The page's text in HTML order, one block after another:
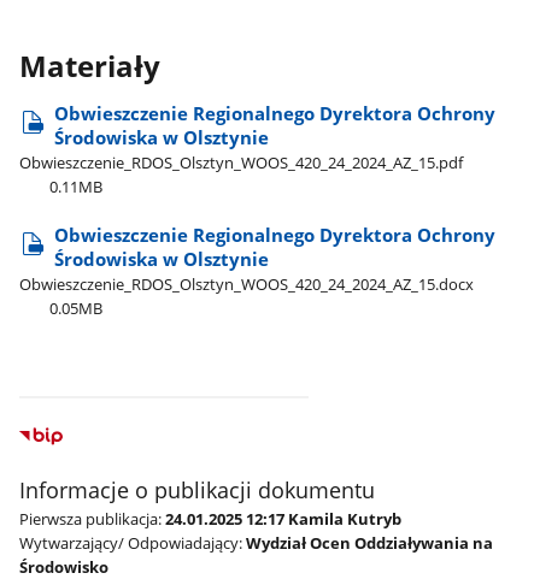
Materiały
Obwieszczenie Regionalnego Dyrektora Ochrony
Środowiska w Olsztynie
Obwieszczenie​_RDOS​_Olsztyn​_WOOS​_420​_24​_2024​_AZ​_15.pdf
0.11MB
Obwieszczenie Regionalnego Dyrektora Ochrony
Środowiska w Olsztynie
Obwieszczenie​_RDOS​_Olsztyn​_WOOS​_420​_24​_2024​_AZ​_15.docx
0.05MB
Informacje o publikacji dokumentu
Pierwsza publikacja:24.01.2025 12:17 Kamila Kutryb
Wytwarzający/ Odpowiadający:Wydział Ocen Oddziaływania na
Środowisko